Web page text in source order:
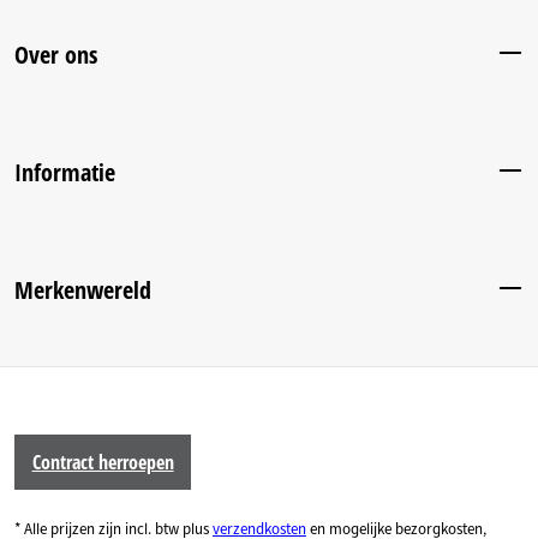
Over ons
Informatie
Merkenwereld
Contract herroepen
* Alle prijzen zijn incl. btw plusverzendkostenen mogelijke bezorgkosten,